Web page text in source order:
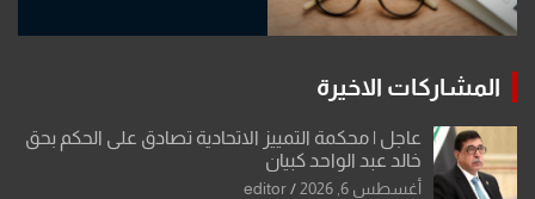
المشاركات الاخيرة
عاجل | محكمة التمييز الاتحادية تصادق على الحكم بحق
خالد عبد الواحد كبيان
أغسطس 6, 2026 editor